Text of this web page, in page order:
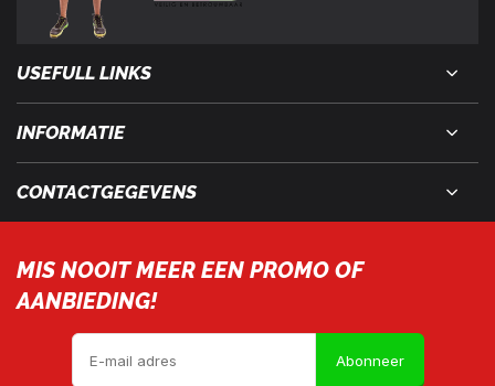
USEFULL LINKS
INFORMATIE
CONTACTGEGEVENS
MIS NOOIT MEER EEN PROMO OF
AANBIEDING!
Abonneer